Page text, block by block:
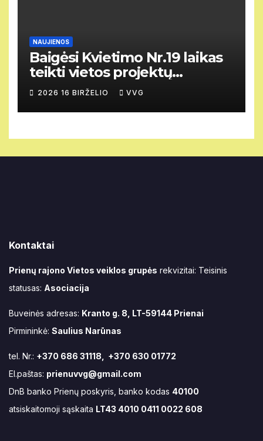
NAUJIENOS
Baigėsi Kvietimo Nr.19 laikas
teikti vietos projektų
paraiškas.
2026 16 BIRŽELIO VVG
Kontaktai
Prienų rajono Vietos veiklos grupės rekvizitai: Teisinis
statusas: Asociacija
Buveinės adresas: Kranto g. 8, LT-59144 Prienai
Pirmininkė: Saulius Narūnas
tel. Nr.: +370 686 31118, +370 630 01772
El.paštas: prienuvvg@gmail.com
DnB banko Prienų poskyris, banko kodas 40100
atsiskaitomoji sąskaita LT43 4010 0411 0022 608